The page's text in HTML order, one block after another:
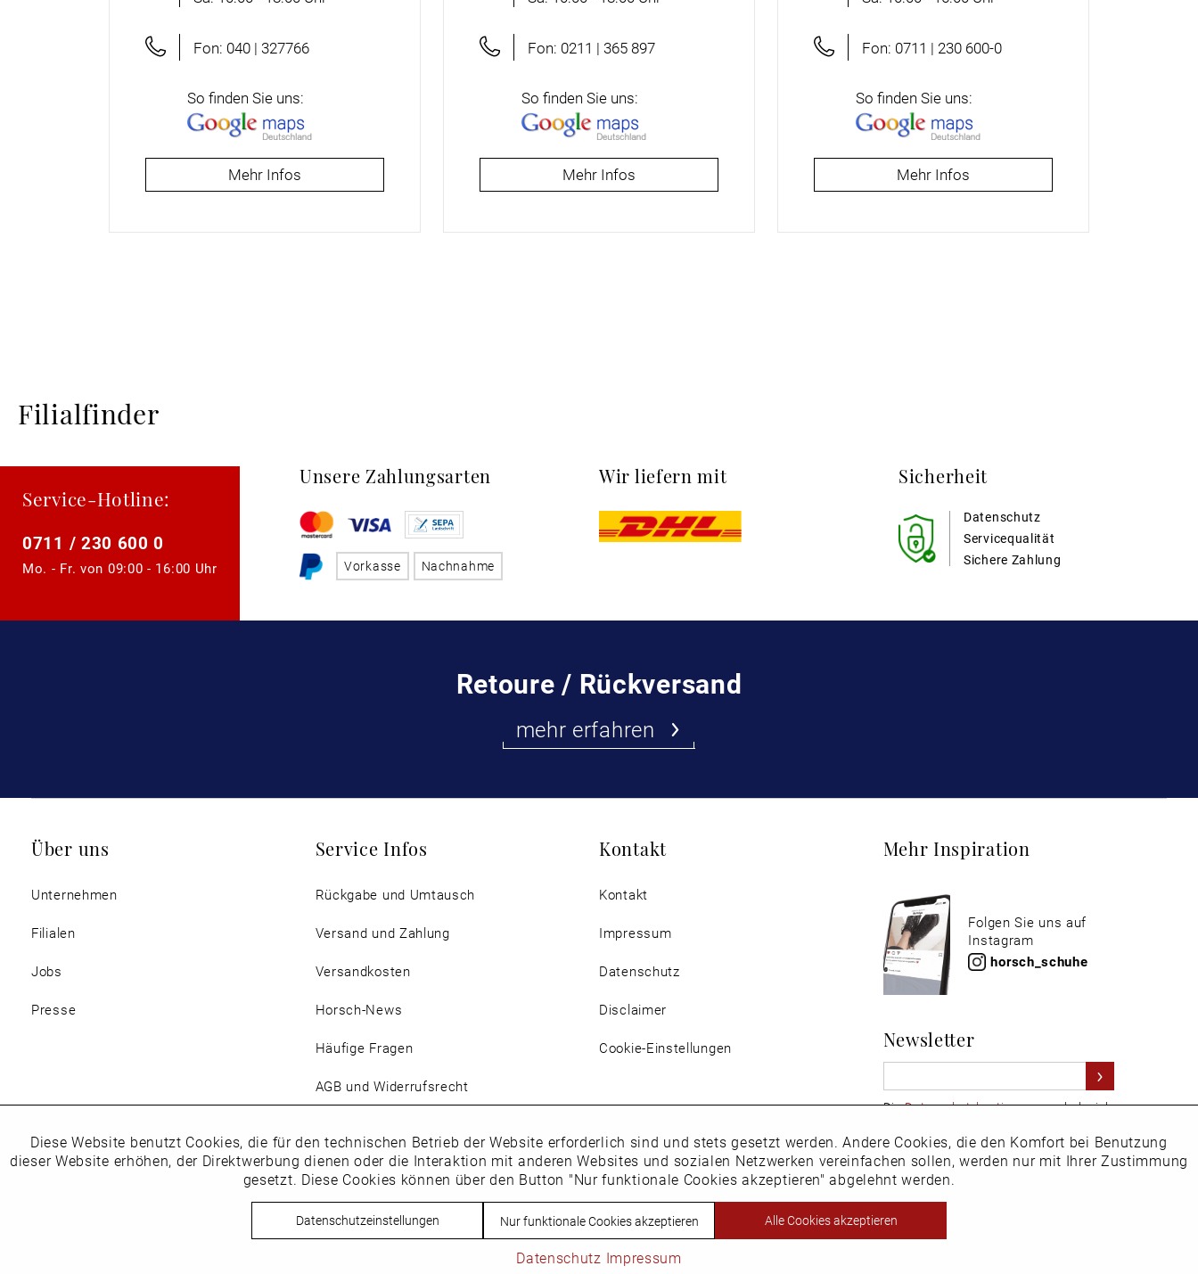
Fon: 040 | 327766
So finden Sie uns:
Mehr Infos
Fon: 0211 | 365 897
So finden Sie uns:
Mehr Infos
Fon: 0711 | 230 600-0
So finden Sie uns:
Mehr Infos
Filialfinder
Retoure / Rückversand
mehr erfahren
Service-Hotline:
0711 / 230 600 0
Mo. - Fr. von 09:00 - 16:00 Uhr
Unsere Zahlungsarten
Vorkasse Nachnahme
Wir liefern mit Sicherheit
Datenschutz
Sichere Zahlung
Servicequalität
Über uns
Unternehmen
Filialen
Jobs
Presse
Service Infos
Rückgabe und Umtausch
Versand und Zahlung
Versandkosten
Horsch-News
Häufige Fragen
AGB und Widerrufsrecht
Kontakt
Kontakt
Impressum
Datenschutz
Disclaimer
Cookie-Einstellungen
Mehr Inspiration
Folgen Sie uns auf
Instagram
horsch_schuhe
Newsletter
DieDatenschutzbestimmungenhabe ich
Hiervom Newsletter abmelden.
Vertrag widerrufen
Copyright © Schuhhaus Horsch. * Alle Preise inkl. Mehrwertsteuer des jeweiligen Lieferlandes. Nicht EU-Ausland steuerbefreit.
Funktionale Aktiv
Diese Website benutzt Cookies, die für den technischen Betrieb der Website erforderlich sind und stets gesetzt werden. Andere Cookies, die den Komfort bei Benutzung
dieser Website erhöhen, der Direktwerbung dienen oder die Interaktion mit anderen Websites und sozialen Netzwerken vereinfachen sollen, werden nur mit Ihrer Zustimmung
gesetzt. Diese Cookies können über den Button "Nur funktionale Cookies akzeptieren" abgelehnt werden.
Datenschutzeinstellungen Nur funktionale Cookies akzeptieren Alle Cookies akzeptieren
Datenschutz Impressum